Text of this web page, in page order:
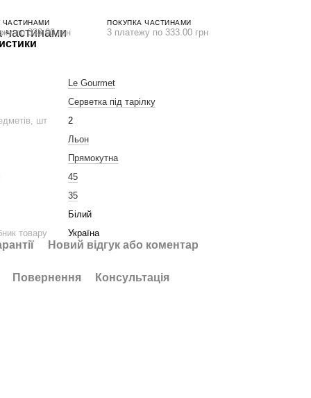
ЧАСТИНАМИ
по 333.00 грн
ПОКУПКА ЧАСТИНАМИ
3 платежу по 333.00 грн
Le Gourmet
Серветка під тарілку
шт
2
Льон
Прямокутна
45
35
Білий
товару
Україна
Новий відгук або коментар
Повернення Консультація